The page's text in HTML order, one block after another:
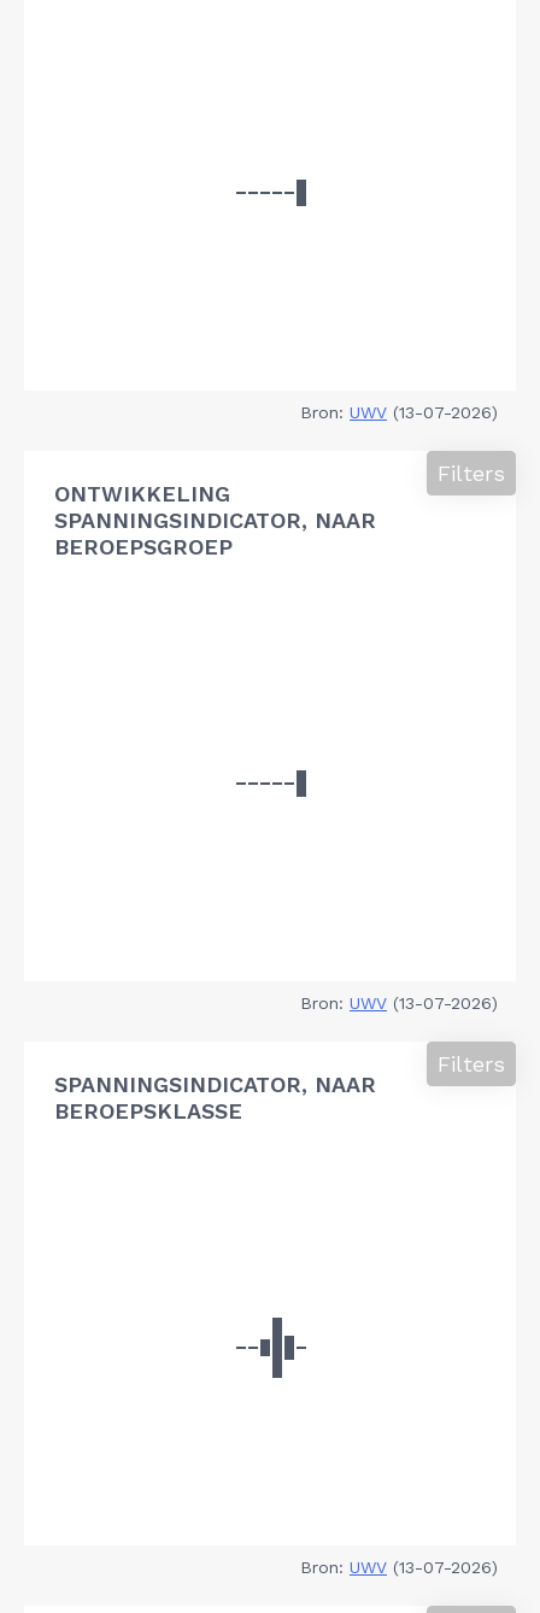
Bron: UWV (13-07-2026)
ONTWIKKELING
SPANNINGSINDICATOR, NAAR
BEROEPSGROEP
Filters
Bron: UWV (13-07-2026)
SPANNINGSINDICATOR, NAAR
BEROEPSKLASSE
Filters
Bron: UWV (13-07-2026)